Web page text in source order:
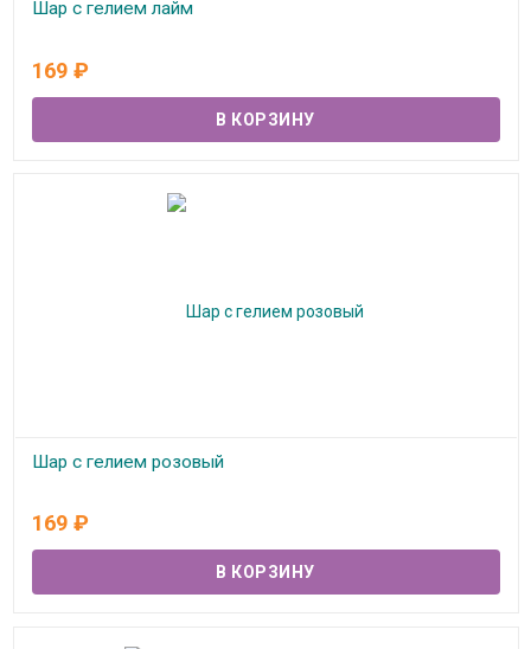
Шар с гелием лайм
169 ₽
Шар с гелием розовый
169 ₽